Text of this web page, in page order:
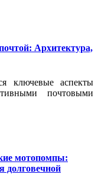
Архитектура,
ключевые аспекты
почтовыми
мотопомпы:
долговечной